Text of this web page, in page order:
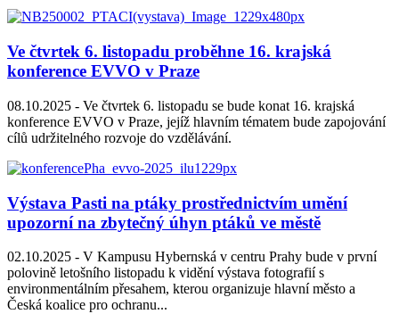
Ve čtvrtek 6. listopadu proběhne 16. krajská
konference EVVO v Praze
08.10.2025 - Ve čtvrtek 6. listopadu se bude konat 16. krajská
konference EVVO v Praze, jejíž hlavním tématem bude zapojování
cílů udržitelného rozvoje do vzdělávání.
Výstava Pasti na ptáky prostřednictvím umění
upozorní na zbytečný úhyn ptáků ve městě
02.10.2025 - V Kampusu Hybernská v centru Prahy bude v první
polovině letošního listopadu k vidění výstava fotografií s
environmentálním přesahem, kterou organizuje hlavní město a
Česká koalice pro ochranu...